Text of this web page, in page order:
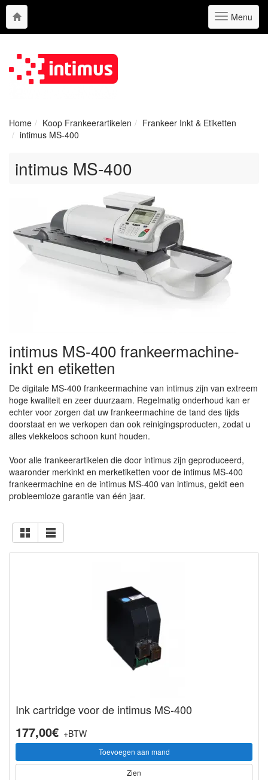
Toggle
navigation
Menu
Home Koop Frankeerartikelen
Frankeer Inkt & Etiketten
intimus MS-400
intimus MS-400
intimus MS-400 frankeermachine-
inkt en etiketten
De digitale MS-400 frankeermachine van intimus zijn van extreem
hoge kwaliteit en zeer duurzaam. Regelmatig onderhoud kan er
echter voor zorgen dat uw frankeermachine de tand des tijds
doorstaat en we verkopen dan ook reinigingsproducten, zodat u
alles vlekkeloos schoon kunt houden.
Voor alle frankeerartikelen die door intimus zijn geproduceerd,
waaronder merkinkt en merketiketten voor de intimus MS-400
frankeermachine en de intimus MS-400 van intimus, geldt een
probleemloze garantie van één jaar.
Ink cartridge voor de intimus MS-400
177,00€ +BTW
Toevoegen aan mand
Zien